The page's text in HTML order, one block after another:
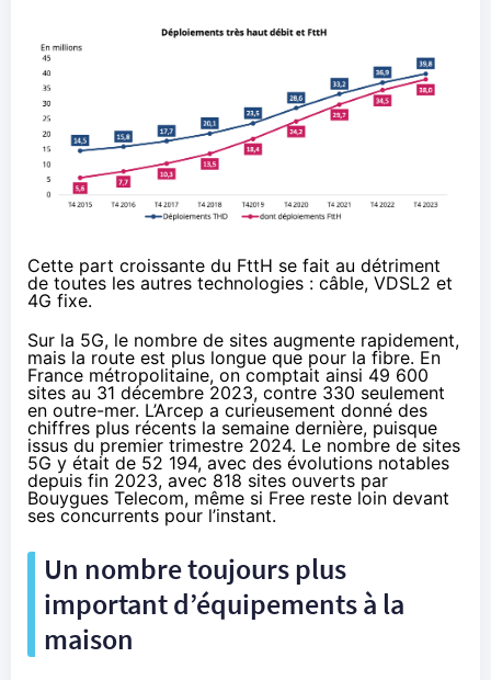
Cette part croissante du FttH se fait au détriment
de toutes les autres technologies : câble, VDSL2 et
4G fixe.
Sur la 5G, le nombre de sites augmente rapidement,
mais la route est plus longue que pour la fibre. En
France métropolitaine, on comptait ainsi 49 600
sites au 31 décembre 2023, contre 330 seulement
en outre-mer. L’Arcep a curieusement donné des
chiffres plus récents la semaine dernière, puisque
issus du premier trimestre 2024. Le nombre de sites
5G y était de 52 194, avec des évolutions notables
depuis fin 2023, avec 818 sites ouverts par
Bouygues Telecom, même si Free reste loin devant
ses concurrents pour l’instant.
Un nombre toujours plus
important d’équipements à la
maison